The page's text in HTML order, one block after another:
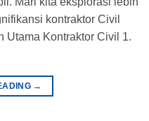
kontraktor Civil
Utama Kontraktor Civil 1.
→